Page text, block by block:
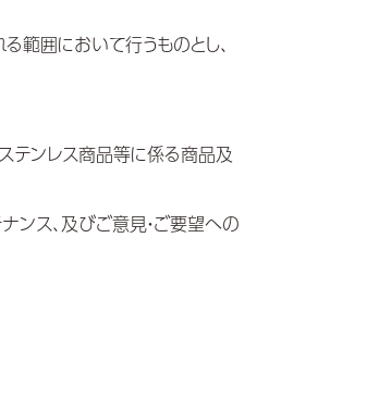
範囲において行うものとし、
テンレス商品等に係る商品及
ンス、及びご意見・ご要望への